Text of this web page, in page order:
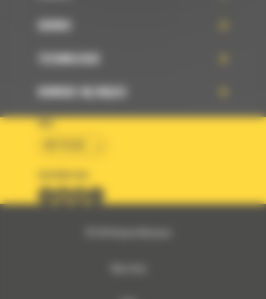
SERWIS
TECHNOLOGIE
DOWIEDZ SIĘ WIĘCEJ
KRAJ